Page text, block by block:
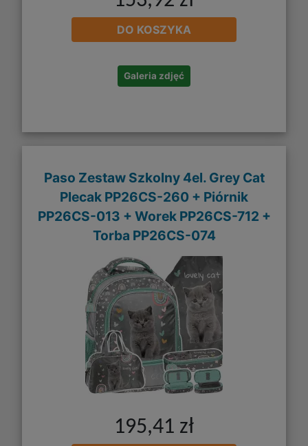
DO KOSZYKA
Galeria zdjęć
Paso Zestaw Szkolny 4el. Grey Cat
Plecak PP26CS-260 + Piórnik
PP26CS-013 + Worek PP26CS-712 +
Torba PP26CS-074
195,41 zł